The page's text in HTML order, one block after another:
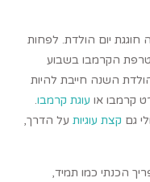
יום הולדת. לפחות
הקרמבו בשבוע
השנה חייבת להיות
קרמבו או עוגת קרמבו.
גם קצת עוגיות על הדרך,
הכנתי כמו תמיד,